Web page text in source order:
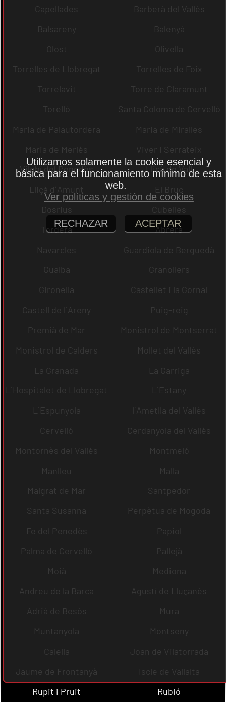
Capellades
Barberà del Vallès
Balsareny
Balenyà
Olost
Olivella
Torrelles de Llobregat
Torrelles de Foix
Torrelavit
Torre de Claramunt
Torelló
Santa Coloma de Cervelló
Maria de Palautordera
Maria de Miralles
Maria de Merlès
Viver i Serrateix
Vilobí del Penedès
Lliçà de Vall
Lliçà d´Amunt
El Bruc
Dosrius
Cubelles
Tordera
Abrera
Navarcles
Guardiola de Berguedà
Gualba
Granollers
Gironella
Castellet i la Gornal
Castell de l´Areny
Puig-reig
Premià de Mar
Monistrol de Montserrat
Monistrol de Calders
Mollet del Vallès
La Granada
La Garriga
L´Hospitalet de Llobregat
L´Estany
L´Espunyola
l´Ametlla del Vallès
Cervelló
Cerdanyola del Vallès
Montornès del Vallès
Montmeló
Manlleu
Malla
Malgrat de Mar
Santpedor
Santa Susanna
Perpètua de Mogoda
Fe del Penedès
Papiol
Palma de Cervelló
Pallejà
Moià
Mediona
Andreu de la Barca
Agustí de Lluçanès
Adrià de Besòs
Mura
Muntanyola
Montseny
Calella
Joan de Vilatorrada
Jaume de Frontanyà
Iscle de Vallalta
Rupit i Pruit
Rubió
Utilizamos solamente la cookie esencial y
básica para el funcionamiento mínimo de esta
web.
Ver políticas y gestión de cookies
RECHAZAR ACEPTAR